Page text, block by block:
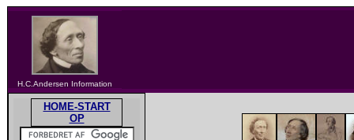
H.C.Andersen Information
HOME-START
OP